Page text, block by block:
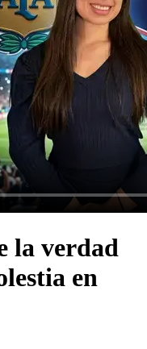
la verdad
en